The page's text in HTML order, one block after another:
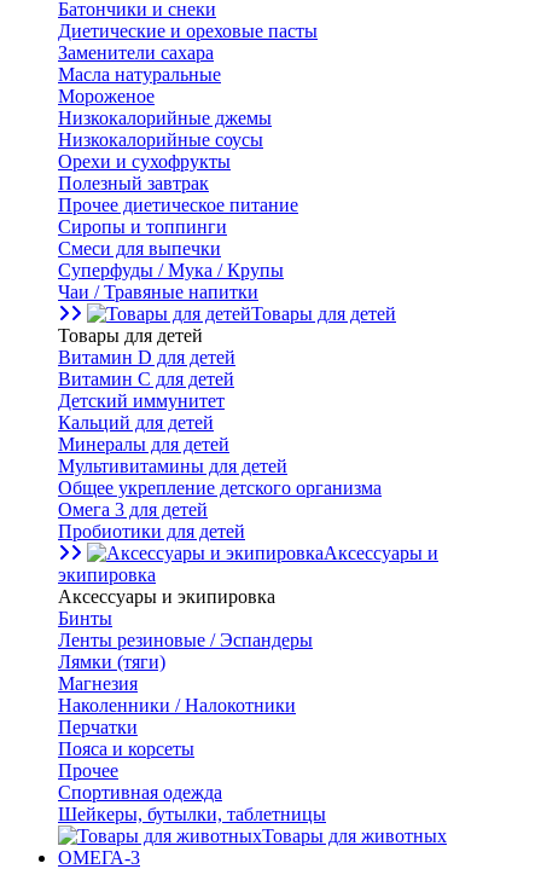
Батончики и снеки
Диетические и ореховые пасты
Заменители сахара
Масла натуральные
Мороженое
Низкокалорийные джемы
Низкокалорийные соусы
Орехи и сухофрукты
Полезный завтрак
Прочее диетическое питание
Сиропы и топпинги
Смеси для выпечки
Суперфуды / Мука / Крупы
Чаи / Травяные напитки
Товары для детей
Товары для детей
Витамин D для детей
Витамин С для детей
Детский иммунитет
Кальций для детей
Минералы для детей
Мультивитамины для детей
Общее укрепление детского организма
Омега 3 для детей
Пробиотики для детей
Аксессуары и
экипировка
Аксессуары и экипировка
Бинты
Ленты резиновые / Эспандеры
Лямки (тяги)
Магнезия
Наколенники / Налокотники
Перчатки
Пояса и корсеты
Прочее
Спортивная одежда
Шейкеры, бутылки, таблетницы
Товары для животных
ОМЕГА-3